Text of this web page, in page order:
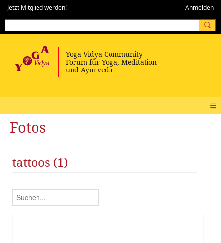
Jetzt Mitglied werden! Anmelden
Fotos
tattoos (1)